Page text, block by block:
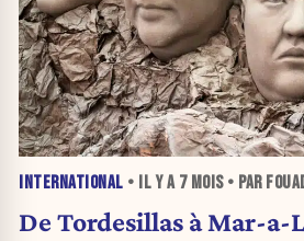
INTERNATIONAL • IL Y A 7 MOIS• PAR
De Tordesillas à Mar-a-